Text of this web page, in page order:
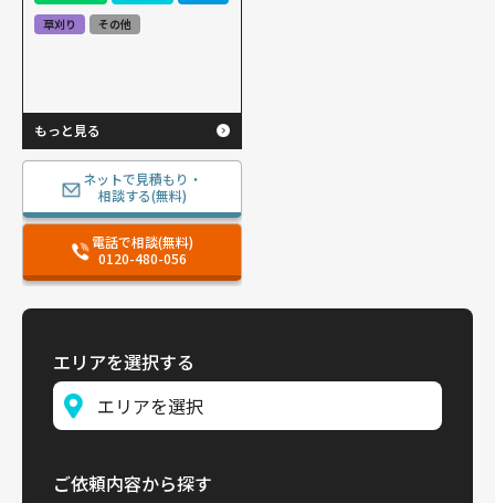
草刈り
その他
もっと見る
ネットで見積もり・
相談する(無料)
電話で相談(無料)
0120-480-056
エリアを選択する
ご依頼内容から探す